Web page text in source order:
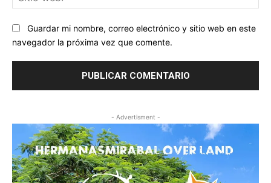
Guardar mi nombre, correo electrónico y sitio web en este
navegador la próxima vez que comente.
- Advertisment -